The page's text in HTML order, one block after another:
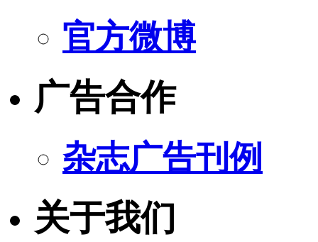
官方微博
广告合作
杂志广告刊例
关于我们